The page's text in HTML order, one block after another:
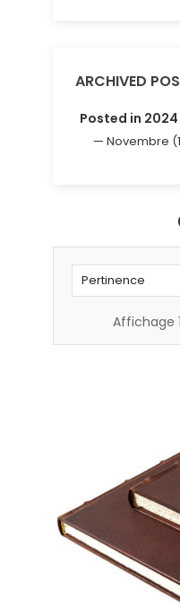
ARCHIVED
Posted in 2024
Novembre
Pertinence
Affichage